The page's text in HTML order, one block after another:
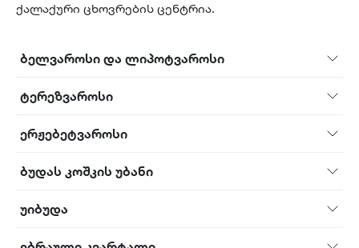
ქალაქური ცხოვრების ცენტრია.
ბელვაროსი და ლიპოტვაროსი
ტერეზვაროსი
ერჟებეტვაროსი
ბუდას კოშკის უბანი
უიბუდა